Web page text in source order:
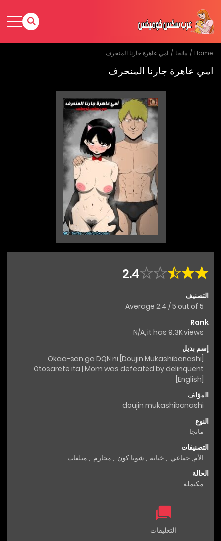
Home مانجا امي عاهرة جارنا المنحرف
امي عاهرة جارنا المنحرف
2.4
التصنيف
Average 2.4 /5 out of 5
Rank
N/A, it has 9.3K views
إسم بديل
[Doujin Mukashibanashi] Okaa-san ga DQN ni
Otosarete ita | Mom was defeated by delinquent
[English]
المؤلف
doujin mukashibanashi
النوع
مانجا
التصنيفات
الأم, جماعي , خيانة , شوتا كون , محارم , ميلفات
الحالة
مكتملة
التعليقات